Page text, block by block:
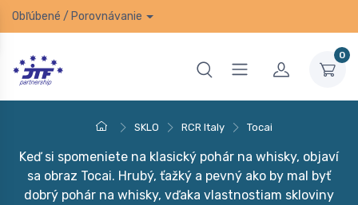
Obľúbené / Porovnávanie
0
SKLO RCR Italy Tocai
Keď si spomeniete na klasický pohár na whisky, objaví
sa obraz Tocai. Hrubý, ťažký a pevný ako by mal byť
dobrý pohár na whisky, vďaka vlastnostiam skloviny